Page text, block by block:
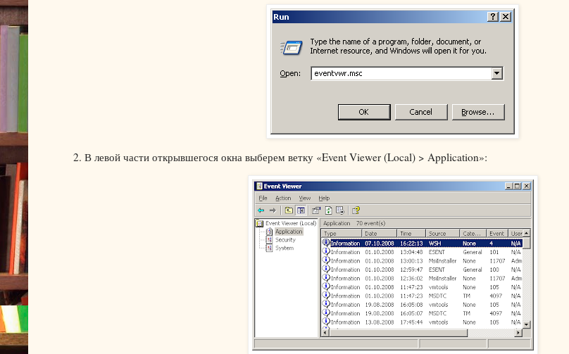
В левой части открывшегося окна выберем ветку «Event Viewer (Local) > Application»: